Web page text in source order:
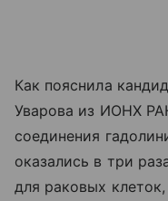
Как пояснила
Уварова из ИОНХ
соединения
оказались в три
для раковых